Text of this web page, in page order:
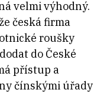
velmi výhodný.
česká firma
roušky
do České
přístup a
čínskými úřady